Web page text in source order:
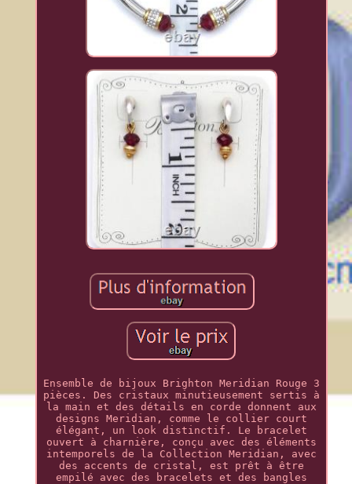
Ensemble de bijoux Brighton Meridian Rouge 3
pièces. Des cristaux minutieusement sertis à
la main et des détails en corde donnent aux
designs Meridian, comme le collier court
élégant, un look distinctif. Le bracelet
ouvert à charnière, conçu avec des éléments
intemporels de la Collection Meridian, avec
des accents de cristal, est prêt à être
empilé avec des bracelets et des bangles